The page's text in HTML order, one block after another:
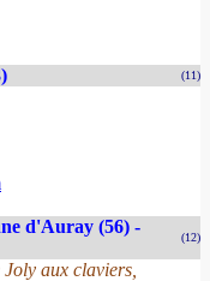
(11)
d'Auray (56) -
(12)
aux claviers,